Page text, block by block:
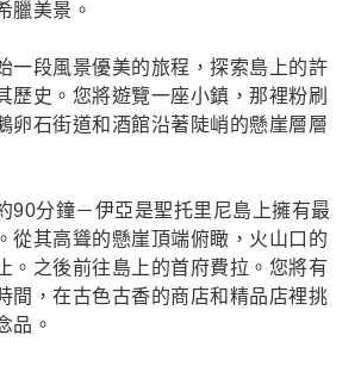
臘美景。
一段風景優美的旅程，探索島上的許
歷史。您將遊覽一座小鎮，那裡粉刷
卵石街道和酒館沿著陡峭的懸崖層層
90分鐘－伊亞是聖托里尼島上擁有最
從其高聳的懸崖頂端俯瞰，火山口的
。之後前往島上的首府費拉。您將有
間，在古色古香的商店和精品店裡挑
品。